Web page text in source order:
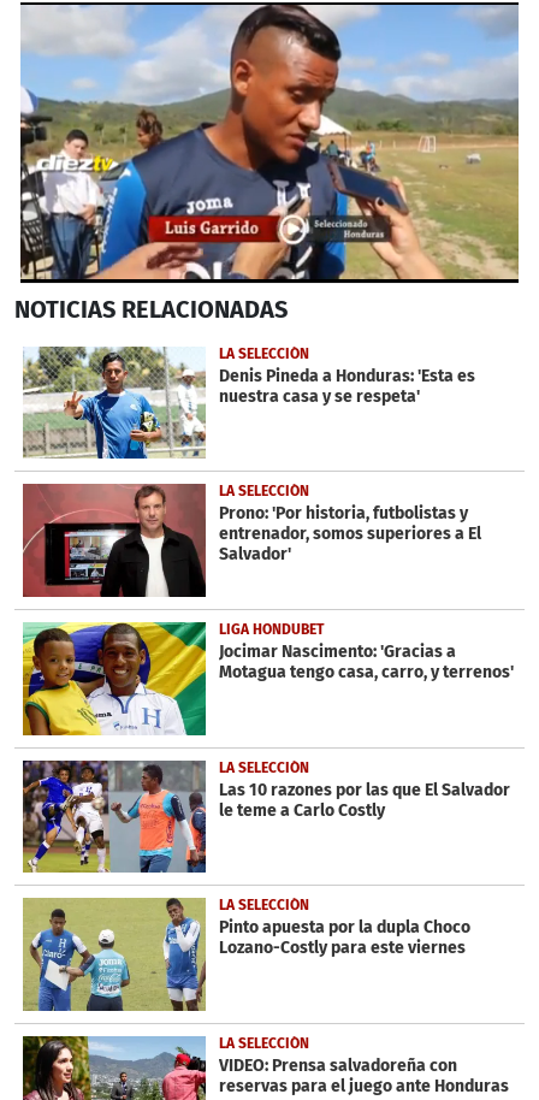
seconds
29
seconds
NOTICIAS RELACIONADAS
LA SELECCIÓN
Denis Pineda a Honduras: 'Esta es
nuestra casa y se respeta'
LA SELECCIÓN
Prono: 'Por historia, futbolistas y
entrenador, somos superiores a El
Salvador'
LIGA HONDUBET
Jocimar Nascimento: 'Gracias a
Motagua tengo casa, carro, y terrenos'
LA SELECCIÓN
Las 10 razones por las que El Salvador
le teme a Carlo Costly
LA SELECCIÓN
Pinto apuesta por la dupla Choco
Lozano-Costly para este viernes
LA SELECCIÓN
VIDEO: Prensa salvadoreña con
reservas para el juego ante Honduras